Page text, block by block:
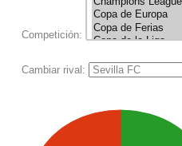
Competición:
Cambiar rival: